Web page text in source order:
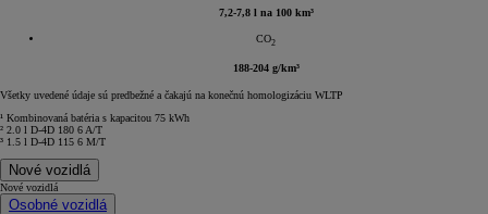
7,2-7,8 l na 100 km³
CO2
188-204 g/km³
Všetky uvedené údaje sú predbežné a čakajú na konečnú homologizáciu WLTP
¹ Kombinovaná batéria s kapacitou 75 kWh
² 2.0 l D-4D 180 6 A/T
³ 1.5 l D-4D 115 6 M/T
Nové vozidlá
Nové vozidlá
Osobné vozidlá